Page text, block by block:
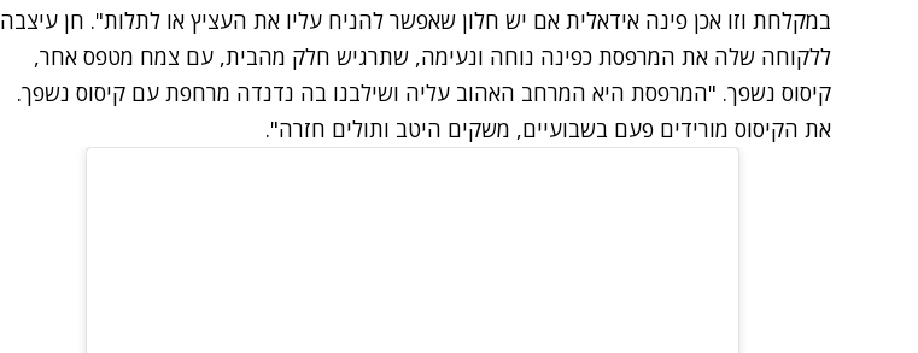
במקלחת וזו אכן פינה אידאלית אם יש חלון שאפשר להניח עליו את העציץ או לתלות". חן עיצבה
ללקוחה שלה את המרפסת כפינה נוחה ונעימה, שתרגיש חלק מהבית, עם צמח מטפס אחר,
קיסוס נשפך. "המרפסת היא המרחב האהוב עליה ושילבנו בה נדנדה מרחפת עם קיסוס נשפך.
את הקיסוס מורידים פעם בשבועיים, משקים היטב ותולים חזרה".